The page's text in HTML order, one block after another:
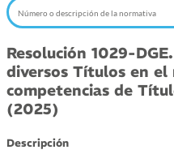
Resolución 1029-
diversos Títulos en el
competencias de
(2025)
Descripción